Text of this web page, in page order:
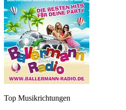
Top Musikrichtungen